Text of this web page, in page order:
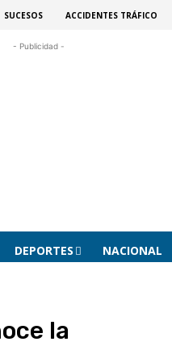
SUCESOS ACCIDENTES TRÁFICO
- Publicidad -
DEPORTES NACIONAL
la